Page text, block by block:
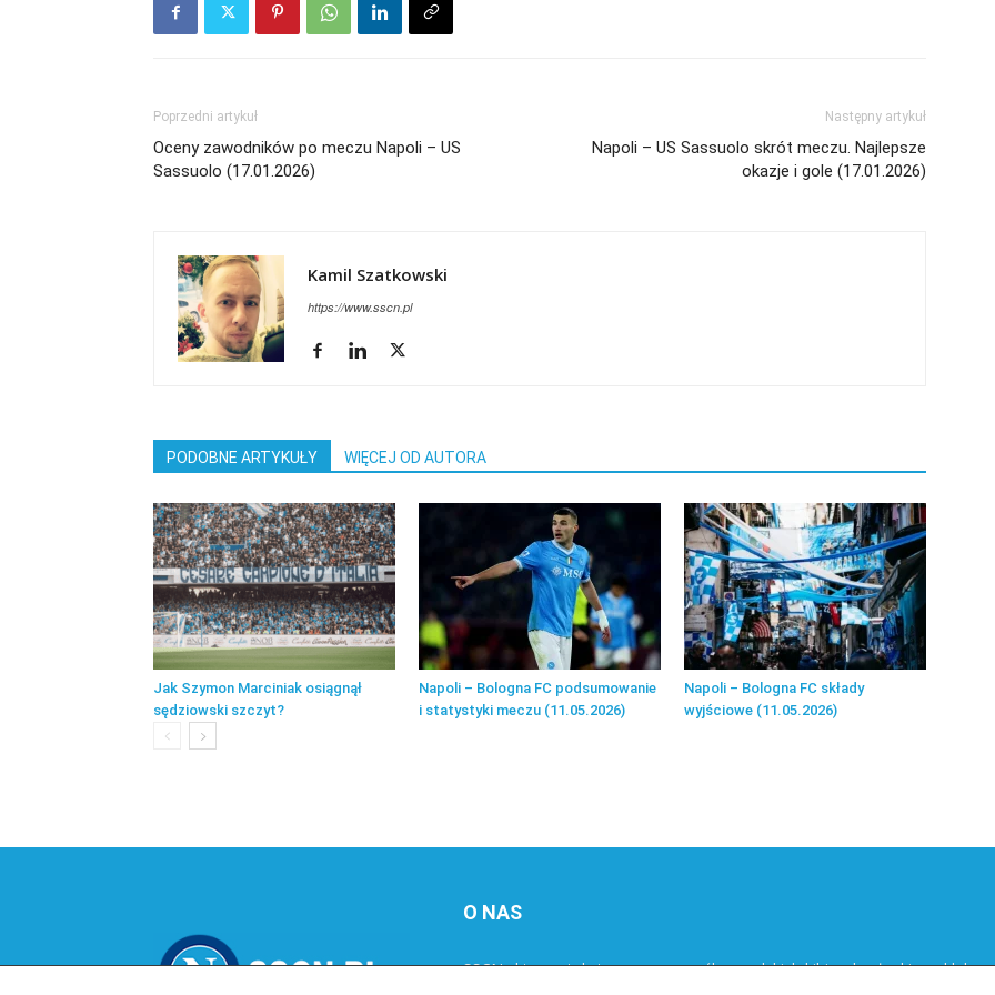
Poprzedni artykuł
Oceny zawodników po meczu Napoli – US
Sassuolo (17.01.2026)
Następny artykuł
Napoli – US Sassuolo skrót meczu. Najlepsze
okazje i gole (17.01.2026)
Kamil Szatkowski
https://www.sscn.pl
PODOBNE ARTYKUŁY WIĘCEJ OD AUTORA
Jak Szymon Marciniak osiągnął
sędziowski szczyt?
Napoli – Bologna FC podsumowanie
i statystyki meczu (11.05.2026)
Napoli – Bologna FC składy
wyjściowe (11.05.2026)
O NAS
SSCN.pl to portal stworzony z myślą o polskich kibicach włoskiego klubu